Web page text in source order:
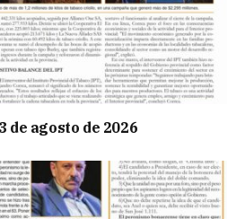
de agosto de 2026